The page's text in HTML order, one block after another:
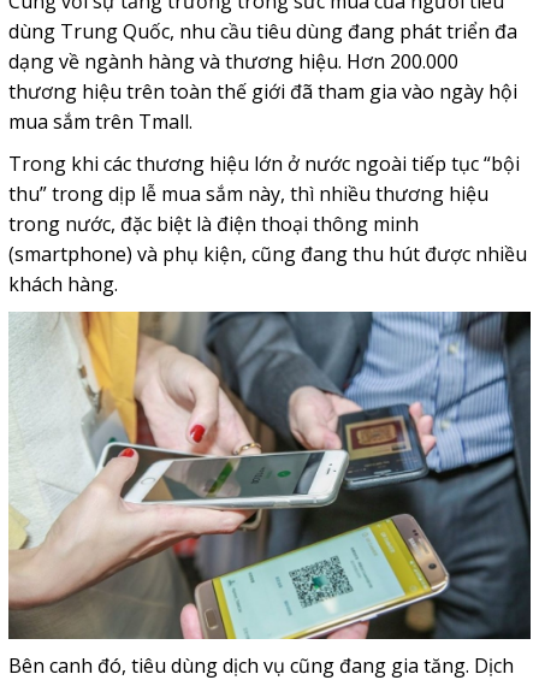
dùng Trung Quốc, nhu cầu tiêu dùng đang phát triển đa
dạng về ngành hàng và thương hiệu. Hơn 200.000
thương hiệu trên toàn thế giới đã tham gia vào ngày hội
mua sắm trên Tmall.
Trong khi các thương hiệu lớn ở nước ngoài tiếp tục “bội
thu” trong dịp lễ mua sắm này, thì nhiều thương hiệu
trong nước, đặc biệt là điện thoại thông minh
(smartphone) và phụ kiện, cũng đang thu hút được nhiều
khách hàng.
Bên canh đó, tiêu dùng dịch vụ cũng đang gia tăng. Dịch